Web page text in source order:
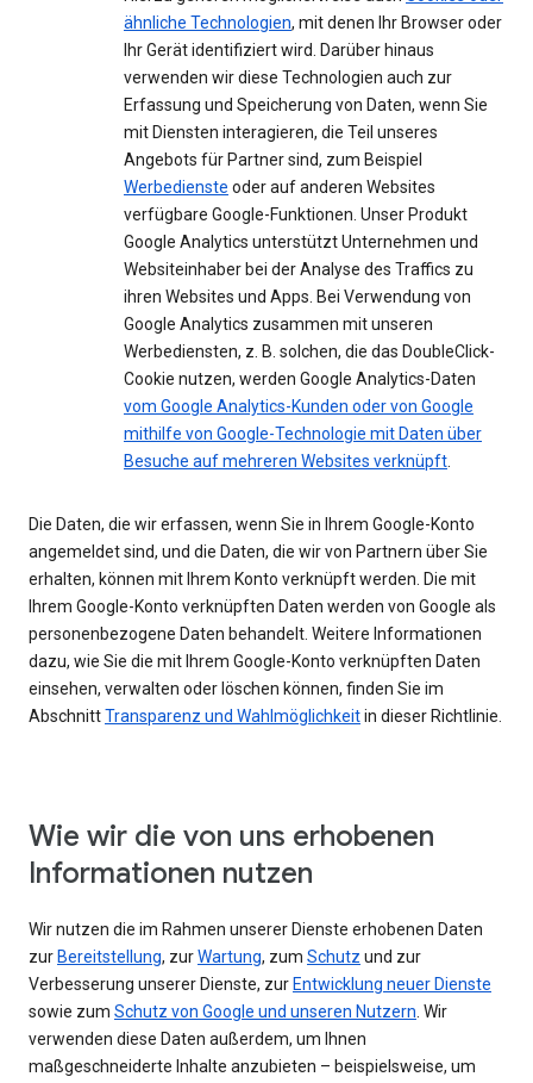
ähnliche Technologien, mit denen Ihr Browser oder
Ihr Gerät identifiziert wird. Darüber hinaus
verwenden wir diese Technologien auch zur
Erfassung und Speicherung von Daten, wenn Sie
mit Diensten interagieren, die Teil unseres
Angebots für Partner sind, zum Beispiel
Werbedienste oder auf anderen Websites
verfügbare Google-Funktionen. Unser Produkt
Google Analytics unterstützt Unternehmen und
Websiteinhaber bei der Analyse des Traffics zu
ihren Websites und Apps. Bei Verwendung von
Google Analytics zusammen mit unseren
Werbediensten, z. B. solchen, die das DoubleClick-
Cookie nutzen, werden Google Analytics-Daten
vom Google Analytics-Kunden oder von Google
mithilfe von Google-Technologie mit Daten über
Besuche auf mehreren Websites verknüpft.
Die Daten, die wir erfassen, wenn Sie in Ihrem Google-Konto
angemeldet sind, und die Daten, die wir von Partnern über Sie
erhalten, können mit Ihrem Konto verknüpft werden. Die mit
Ihrem Google-Konto verknüpften Daten werden von Google als
personenbezogene Daten behandelt. Weitere Informationen
dazu, wie Sie die mit Ihrem Google-Konto verknüpften Daten
einsehen, verwalten oder löschen können, finden Sie im
AbschnittTransparenz und Wahlmöglichkeitin dieser Richtlinie.
Wie wir die von uns erhobenen
Informationen nutzen
Wir nutzen die im Rahmen unserer Dienste erhobenen Daten
zur Bereitstellung, zurWartung, zum Schutz und zur
Verbesserung unserer Dienste, zur Entwicklung neuer Dienste
sowie zum Schutz von Google und unseren Nutzern. Wir
verwenden diese Daten außerdem, um Ihnen
maßgeschneiderte Inhalte anzubieten – beispielsweise, um